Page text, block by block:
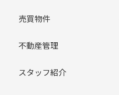
売買物件
不動産管理
スタッフ紹介